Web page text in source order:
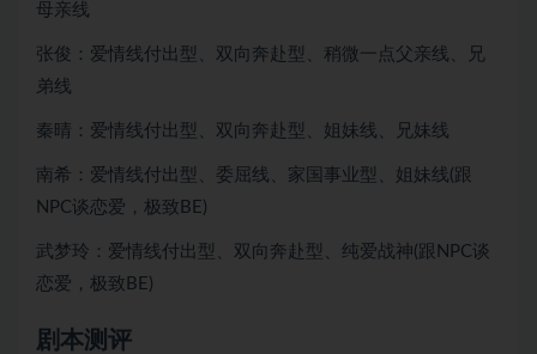
母亲线
张俊：爱情线付出型、双向奔赴型、稍微一点父亲线、兄
弟线
秦晴：爱情线付出型、双向奔赴型、姐妹线、兄妹线
南希：爱情线付出型、委屈线、家国事业型、姐妹线(跟
NPC谈恋爱，极致BE)
武梦玲：爱情线付出型、双向奔赴型、纯爱战神(跟NPC谈
恋爱，极致BE)
剧本测评